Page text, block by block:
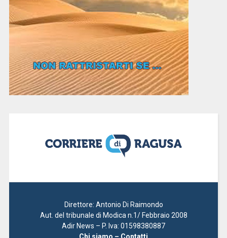
Direttore: Antonio Di Raimondo
Aut. del tribunale di Modica n.1/ Febbraio 2008
Adir News – P. Iva: 01598380887
Chi siamo – Contatti